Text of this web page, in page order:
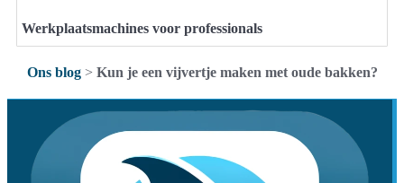
Werkplaatsmachines voor professionals
Ons blog> Kun je een vijvertje maken met oude bakken?